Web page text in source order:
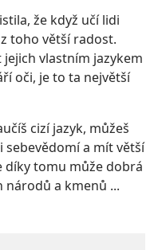
že když učí lidi
toho větší radost.
jejich vlastním jazykem
oči, je to ta největší
cizí jazyk, můžeš
sebevědomí a mít větší
díky tomu může dobrá
národů a kmenů ...